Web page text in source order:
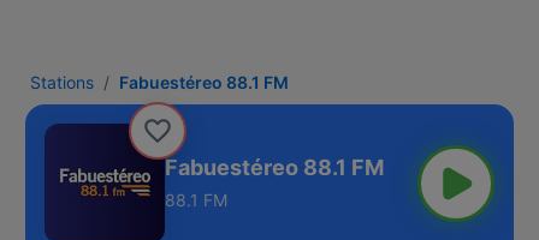
Stations Fabuestéreo 88.1 FM
Fabuestéreo 88.1 FM
88.1 FM